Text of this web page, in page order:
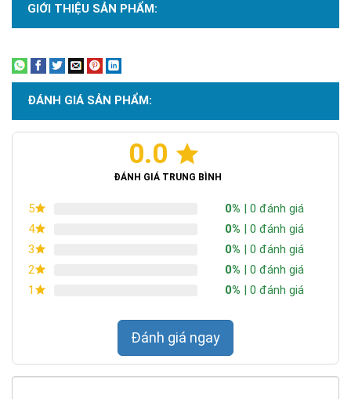
GIỚI THIỆU SẢN PHẨM:Xem thêm
ĐÁNH GIÁ SẢN PHẨM:
0.0
ĐÁNH GIÁ TRUNG BÌNH
5 0% | 0 đánh giá
4
0% | 0 đánh giá
3
0% | 0 đánh giá
2
0% | 0 đánh giá
1
0% | 0 đánh giá
Đánh giá ngay